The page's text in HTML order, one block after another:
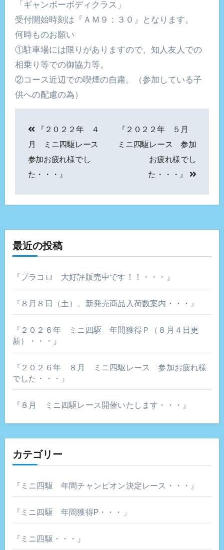
「ギャンボーボディクラス」
受付開始時刻は『ＡＭ９：３０』となります。
何時ものお願い
①駐車場には限りがありますので、知人友人での
相乗り等での御協力等。
②コース近辺での喫煙の自粛。（参加している子
供への配慮の為）
稿
ナ
ビ
ゲ
シ
ョ
ン
『２０２２年 ４
月 ミニ四駆レース
参加お疲れ様でし
た・・・』
『２０２２年 ５月
ミニ四駆レース 参加
お疲れ様でし
た・・・』
最近の投稿
『プラコロ 大好評販売中です！！・・・』
『８月８日（土）、新発売商品入荷数案内・・・』
『２０２６年 ミニ四駆 年間獲得Ｐ（８月４日更
新）・・・』
『２０２６年 ８月 ミニ四駆レース 参加お疲れ様
でした・・・』
『８月 ミニ四駆レース開催いたします・・・』
カテゴリー
『ミニ四駆 年間チャンピオン決定レース・・・』
『ミニ四駆 年間獲得P・・・」
『ミニ四駆・・・』